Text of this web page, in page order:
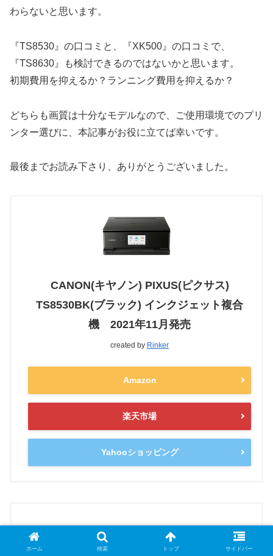
わらないと思います。
『TS8530』の口コミと、『XK500』の口コミで、
『TS8630』も検討できるのではないかと思います。
初期費用を抑えるか？ランニング費用を抑えるか？
どちらも画質は十分なモデルなので、ご使用環境でのプリ
ンター選びに、本記事がお役に立てば幸いです。
最後までお読み下さり、ありがとうございました。
CANON(キヤノン) PIXUS(ピクサス)
TS8530BK(ブラック) インクジェット複合
機 2021年11月発売
created by Rinker
Amazon
楽天市場
Yahooショッピング
ホーム 検索 トップ サイドバー